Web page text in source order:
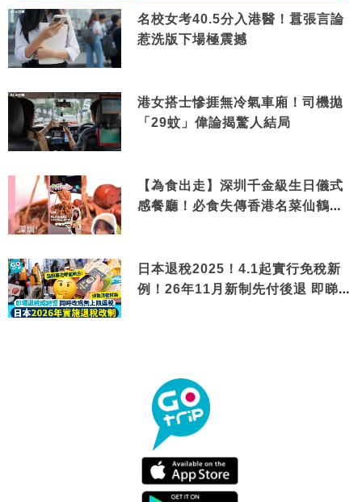
名校女考40.5分入港醫！囂張言論
惹洗版下場極震撼
港女搭士慘捱無冷氣車廂！司機拋
「29蚊」偉論揭驚人結局
【為食出走】深圳千金級生日儀式
感餐廳！必食失傳香港名菜仙鶴神
日本退稅2025！4.1起實行免稅新
例！26年11月新制先付後退 即睇步